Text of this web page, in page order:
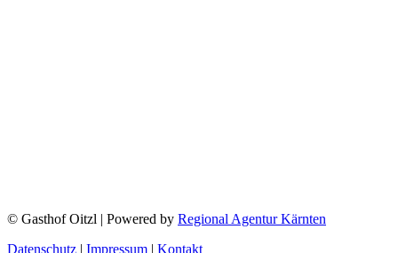
© Gasthof Oitzl | Powered by Regional Agentur Kärnten
Datenschutz | Impressum | Kontakt